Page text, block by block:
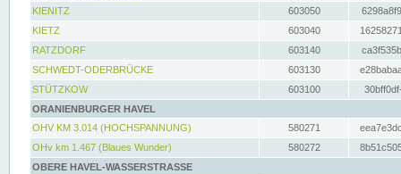
KIENITZ
603050
KIETZ
603040
RATZDORF
603140
SCHWEDT-ODERBRÜCKE
603130
STÜTZKOW
603100
ORANIENBURGER HAVEL
OHV KM 3.014 (HOCHSPANNUNG)
580271
OHv km 1.467 (Blaues Wunder)
580272
OBERE HAVEL-WASSERSTRASSE